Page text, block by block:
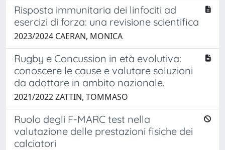
Risposta immunitaria dei linfociti ad
esercizi di forza: una revisione scientifica
2023/2024 CAERAN, MONICA
Rugby e Concussion in età evolutiva:
conoscere le cause e valutare soluzioni
da adottare in ambito nazionale.
2021/2022 ZATTIN, TOMMASO
Ruolo degli F-MARC test nella
valutazione delle prestazioni fisiche dei
calciatori